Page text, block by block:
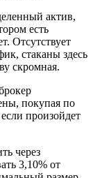
актив,
есть
Отсутствует
стаканы здесь
скромная.
покупая по
произойдет
через
3,10% от